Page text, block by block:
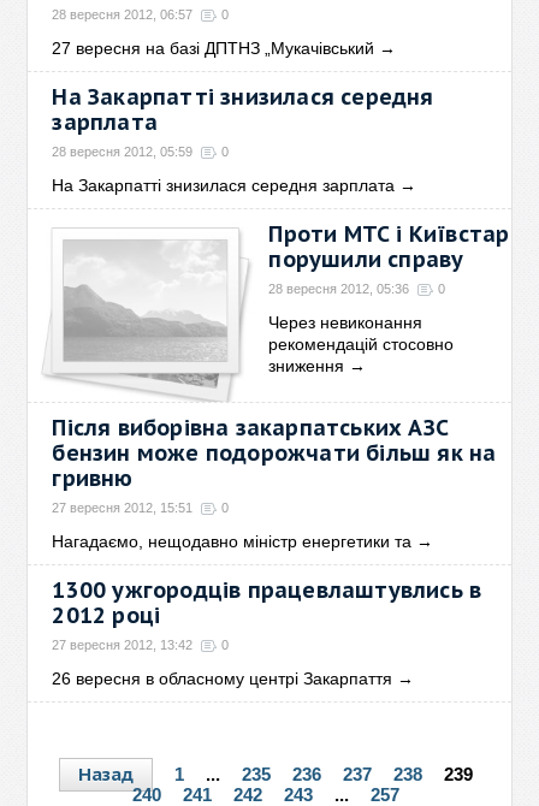
28 вересня 2012, 06:57 0
27 вересня на базі ДПТНЗ „Мукачівський →
На Закарпатті знизилася середня
зарплата
28 вересня 2012, 05:59 0
На Закарпатті знизилася середня зарплата →
Проти МТС і Київстар
порушили справу
28 вересня 2012, 05:36 0
Через невиконання
рекомендацій стосовно
зниження →
Після виборівна закарпатських АЗС
бензин може подорожчати більш як на
гривню
27 вересня 2012, 15:51 0
Нагадаємо, нещодавно міністр енергетики та →
1300 ужгородців працевлаштувлись в
2012 році
27 вересня 2012, 13:42 0
26 вересня в обласному центрі Закарпаття →
Назад 1 ... 235 236 237 238
239
240
241 242 243 ... 257